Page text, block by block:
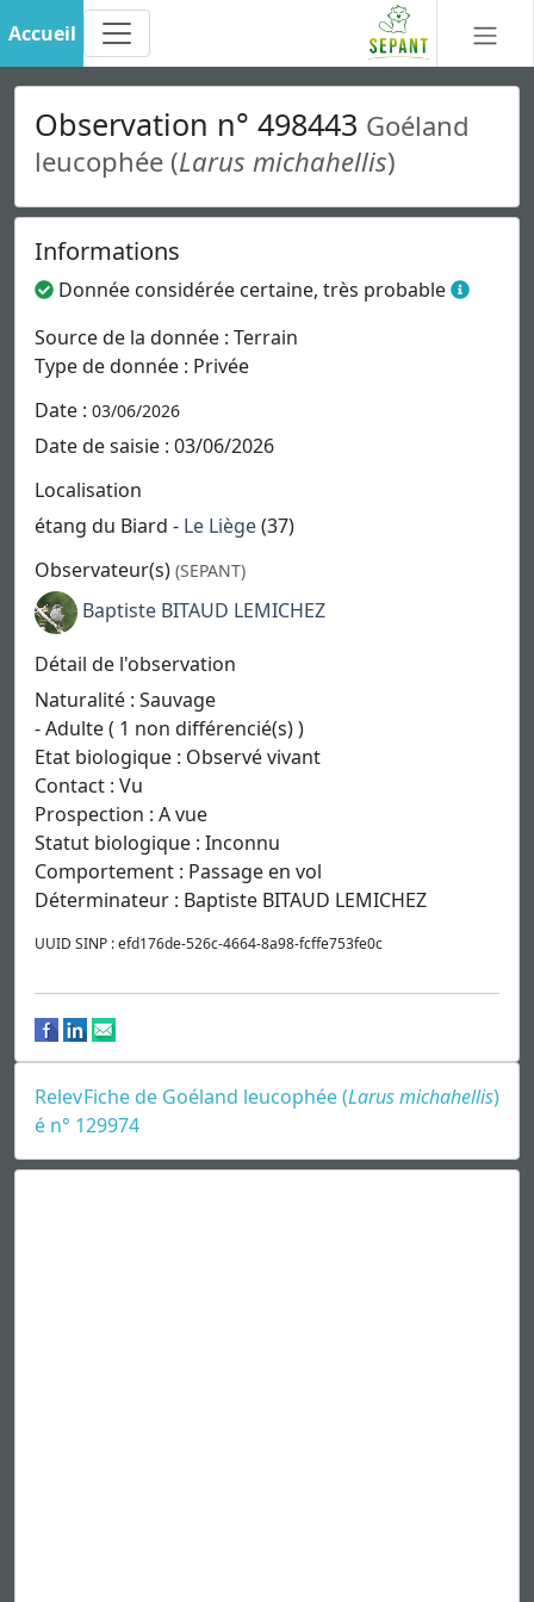
Accueil
Observation n° 498443 Goéland
leucophée (Larus michahellis)
Informations
Donnée considérée certaine, très probable
Source de la donnée : Terrain
Type de donnée : Privée
Date : 03/06/2026
Date de saisie : 03/06/2026
Localisation
étang du Biard - Le Liège(37)
Observateur(s) (SEPANT)
Baptiste BITAUD LEMICHEZ
Détail de l'observation
Naturalité : Sauvage
- Adulte ( 1 non différencié(s) )
Etat biologique : Observé vivant
Contact : Vu
Prospection : A vue
Statut biologique : Inconnu
Comportement : Passage en vol
Déterminateur : Baptiste BITAUD LEMICHEZ
UUID SINP : efd176de-526c-4664-8a98-fcffe753fe0c
Fiche de Goéland leucophée (Larus michahellis)
Relev
é n° 129974